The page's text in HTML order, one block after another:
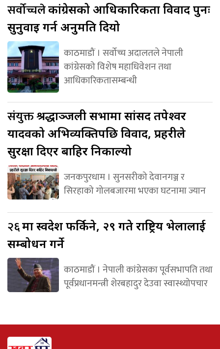
सर्वोच्चलेकांग्रेसको आधिकारिकता विवाद पुनः
सुनुवाइ गर्न अनुमति दियो
काठमाडौं । सर्वोच्च अदालतले नेपाली
कांग्रेसको विशेष महाधिवेशन तथा
आधिकारिकतासम्बन्धी
संयुक्तश्रद्धाञ्जली सभामा सांसद तपेश्वर
यादवको अभिव्यक्तिपछि विवाद, प्रहरीले
सुरक्षा दिएर बाहिर निकाल्यो
जनकपुरधाम । सुनसरीको देवानगञ्ज र
सिरहाको गोलबजारमा भएका घटनामा ज्यान
२६मा स्वदेश फर्किने, २९ गते राष्ट्रिय भेलालाई
सम्बोधन गर्ने
काठमाडौं । नेपाली कांग्रेसका पूर्वसभापति तथा
पूर्वप्रधानमन्त्री शेरबहादुर देउवा स्वास्थ्योपचार